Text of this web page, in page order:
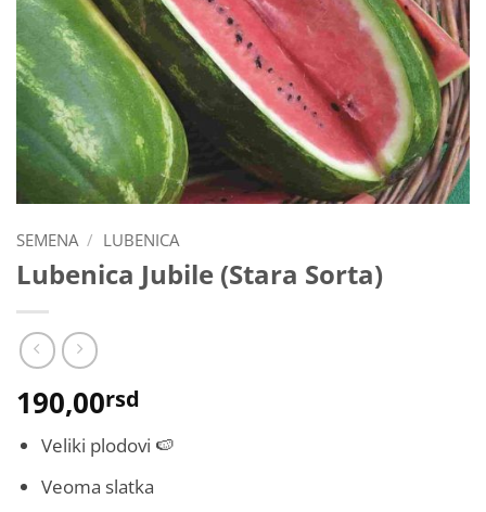
SEMENA / LUBENICA
Lubenica Jubile (Stara Sorta)
190,00rsd
Veliki plodovi 🍉
Veoma slatka